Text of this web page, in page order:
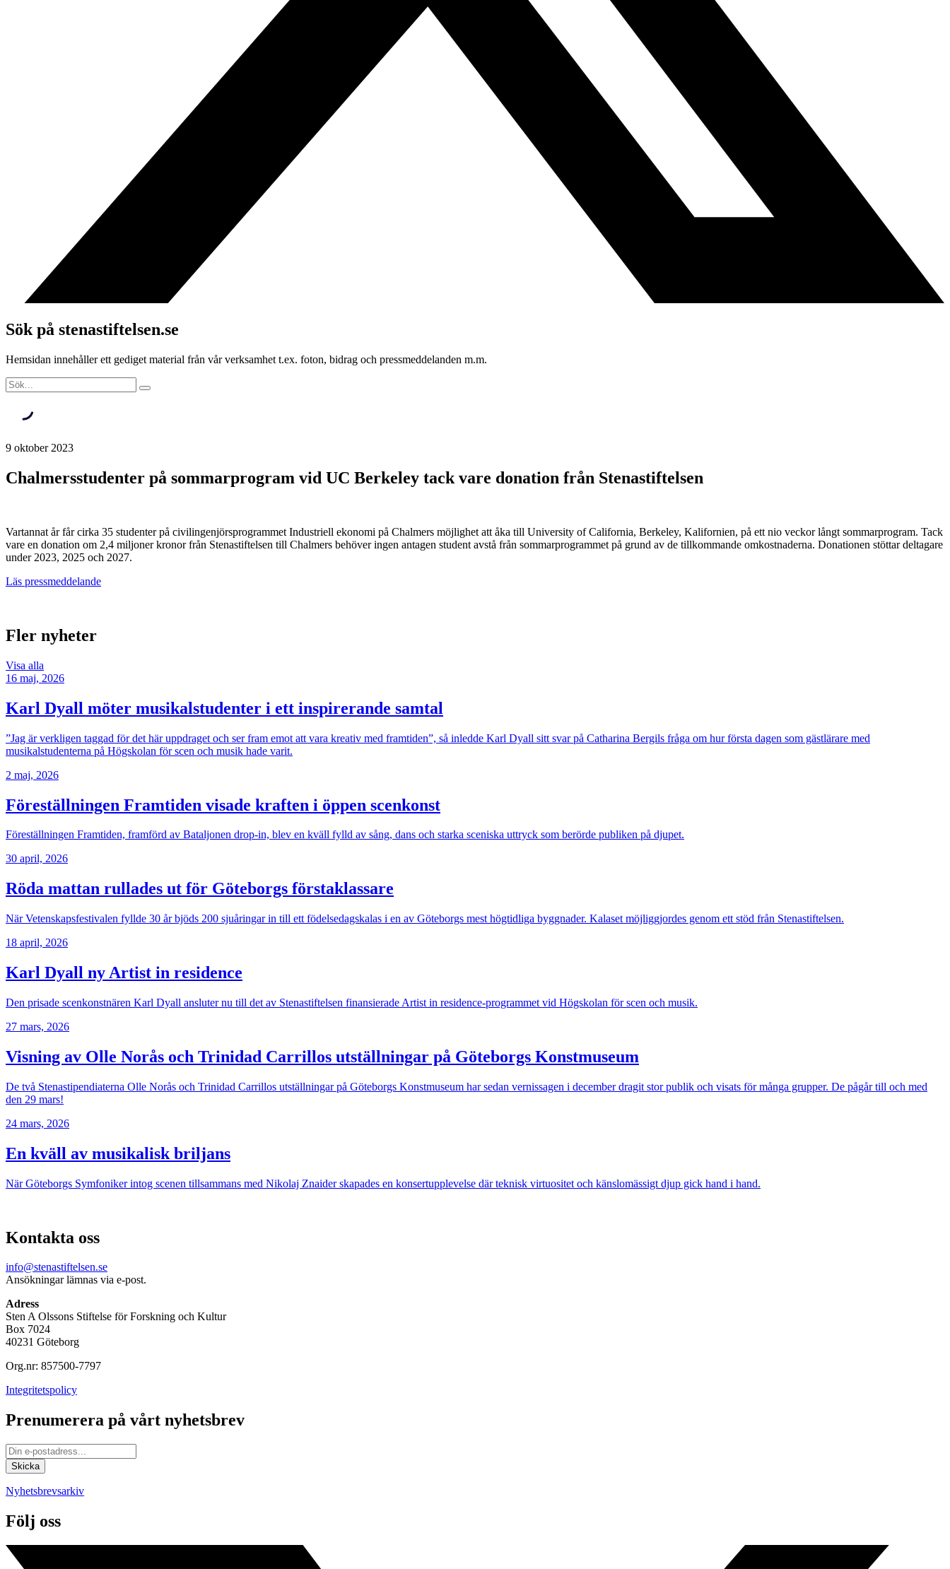
Sök på stenastiftelsen.se
Hemsidan innehåller ett gediget material från vår verksamhet t.ex. foton, bidrag och pressmeddelanden m.m.
9 oktober 2023
Chalmersstudenter på sommarprogram vid UC Berkeley tack vare donation från Stenastiftelsen
Vartannat år får cirka 35 studenter på civilingenjörsprogrammet Industriell ekonomi på Chalmers möjlighet att åka till University of California, Berkeley, Kalifornien, på ett nio veckor långt sommarprogram. Tack
vare en donation om 2,4 miljoner kronor från Stenastiftelsen till Chalmers behöver ingen antagen student avstå från sommarprogrammet på grund av de tillkommande omkostnaderna. Donationen stöttar deltagare
under 2023, 2025 och 2027.
Läs pressmeddelande
Fler nyheter
Visa alla
16 maj, 2026
Karl Dyall möter musikalstudenter i ett inspirerande samtal
”Jag är verkligen taggad för det här uppdraget och ser fram emot att vara kreativ med framtiden”, så inledde Karl Dyall sitt svar på Catharina Bergils fråga om hur första dagen som gästlärare med
musikalstudenterna på Högskolan för scen och musik hade varit.
2 maj, 2026
Föreställningen Framtiden visade kraften i öppen scenkonst
Föreställningen Framtiden, framförd av Bataljonen drop-in, blev en kväll fylld av sång, dans och starka sceniska uttryck som berörde publiken på djupet.
30 april, 2026
Röda mattan rullades ut för Göteborgs förstaklassare
När Vetenskapsfestivalen fyllde 30 år bjöds 200 sjuåringar in till ett födelsedagskalas i en av Göteborgs mest högtidliga byggnader. Kalaset möjliggjordes genom ett stöd från Stenastiftelsen.
18 april, 2026
Karl Dyall ny Artist in residence
Den prisade scenkonstnären Karl Dyall ansluter nu till det av Stenastiftelsen finansierade Artist in residence-programmet vid Högskolan för scen och musik.
27 mars, 2026
Visning av Olle Norås och Trinidad Carrillos utställningar på Göteborgs Konstmuseum
De två Stenastipendiaterna Olle Norås och Trinidad Carrillos utställningar på Göteborgs Konstmuseum har sedan vernissagen i december dragit stor publik och visats för många grupper. De pågår till och med
den 29 mars!
24 mars, 2026
En kväll av musikalisk briljans
När Göteborgs Symfoniker intog scenen tillsammans med Nikolaj Znaider skapades en konsertupplevelse där teknisk virtuositet och känslomässigt djup gick hand i hand.
Kontakta oss
info@stenastiftelsen.se
Ansökningar lämnas via e-post.
Adress
Sten A Olssons Stiftelse för Forskning och Kultur
Box 7024
40231 Göteborg
Org.nr: 857500-7797
Integritetspolicy
Prenumerera på vårt nyhetsbrev
Nyhetsbrevsarkiv
Följ oss